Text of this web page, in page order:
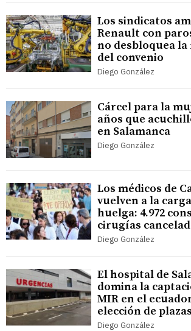
Los sindicatos
Renault con
no desbloquea la
del convenio
Diego González
Cárcel para la
años que
en Salamanca
Diego González
Los médicos de
vuelven a la
huelga: 4.972
cirugías
Diego González
El hospital de
domina la
MIR en el
elección de plazas
Diego González